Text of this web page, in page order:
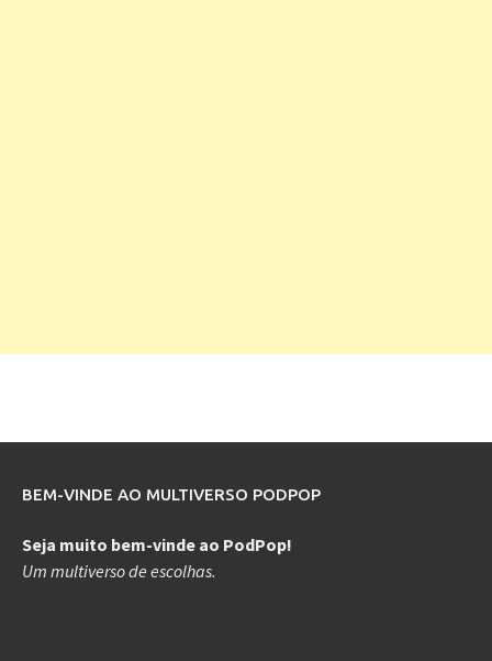
BEM-VINDE AO MULTIVERSO PODPOP
Seja muito bem-vinde ao PodPop!
Um multiverso de escolhas.